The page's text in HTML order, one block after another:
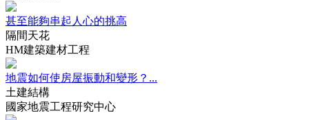
甚至能夠串起人心的挑高
隔間天花
HM建築建材工程
地震如何使房屋振動和變形？...
土建結構
國家地震工程研究中心